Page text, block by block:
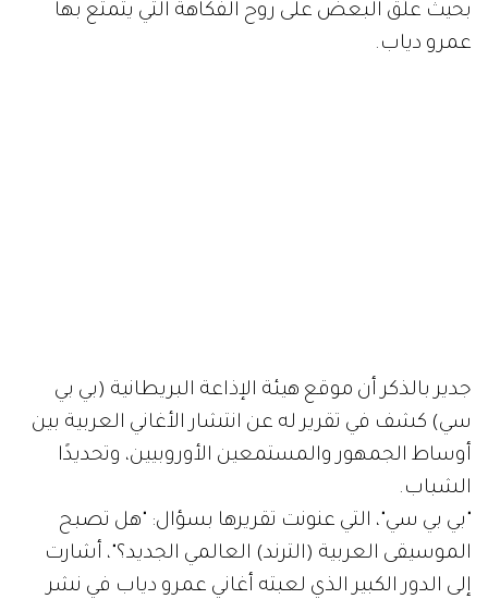
بحيث علّق البعض على روح الفكاهة التي يتمتع بها
عمرو دياب.
جدير بالذكر أن موقع هيئة الإذاعة البريطانية (بي بي
سي) كشف في تقرير له عن انتشار الأغاني العربية بين
أوساط الجمهور والمستمعين الأوروبيين، وتحديدًا
الشباب.
"بي بي سي"، التي عنونت تقريرها بسؤال: "هل تصبح
الموسيقى العربية (الترند) العالمي الجديد؟"، أشارت
إلى الدور الكبير الذي لعبته أغاني عمرو دياب في نشر